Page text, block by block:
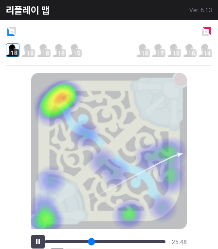
리플레이 맵 Ver. 6.13
18 18 18 18 15 18 17 18 16 14
28:24